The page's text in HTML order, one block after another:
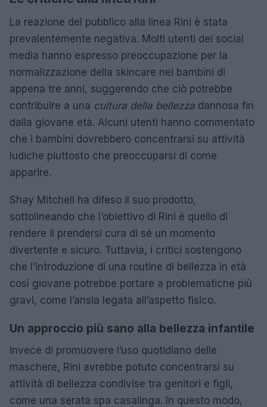
La reazione del pubblico alla linea Rini è stata
prevalentemente negativa. Molti utenti dei social
media hanno espresso preoccupazione per la
normalizzazione della skincare nei bambini di
appena tre anni, suggerendo che ciò potrebbe
contribuire a una cultura della bellezza dannosa fin
dalla giovane età. Alcuni utenti hanno commentato
che i bambini dovrebbero concentrarsi su attività
ludiche piuttosto che preoccuparsi di come
apparire.
Shay Mitchell ha difeso il suo prodotto,
sottolineando che l’obiettivo di Rini è quello di
rendere il prendersi cura di sé un momento
divertente e sicuro. Tuttavia, i critici sostengono
che l’introduzione di una routine di bellezza in età
così giovane potrebbe portare a problematiche più
gravi, come l’ansia legata all’aspetto fisico.
Un approccio più sano alla bellezza infantile
Invece di promuovere l’uso quotidiano delle
maschere, Rini avrebbe potuto concentrarsi su
attività di bellezza condivise tra genitori e figli,
come una serata spa casalinga. In questo modo,